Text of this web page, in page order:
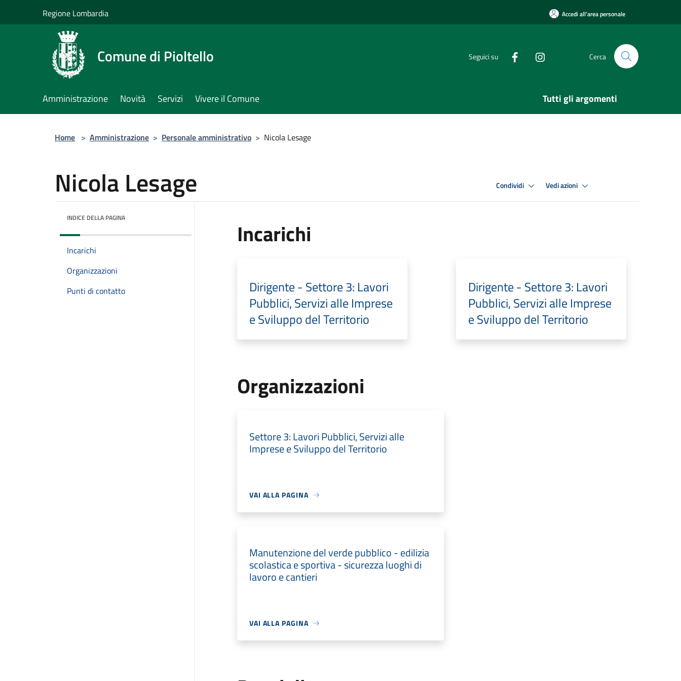
Regione Lombardia Accedi all'area personale
Comune di Pioltello Seguici su Cerca
Amministrazione Novità Servizi Vivere il Comune Tutti gli argomenti
Home > Amministrazione > Personale amministrativo > Nicola Lesage
Nicola Lesage Condividi Vedi azioni
INDICE DELLA PAGINA
Incarichi
Organizzazioni
Punti di contatto
Incarichi
Dirigente - Settore 3: Lavori
Pubblici, Servizi alle Imprese
e Sviluppo del Territorio
Dirigente - Settore 3: Lavori
Pubblici, Servizi alle Imprese
e Sviluppo del Territorio
Organizzazioni
Settore 3: Lavori Pubblici, Servizi alle
Imprese e Sviluppo del Territorio
VAI ALLA PAGINA
Manutenzione del verde pubblico - edilizia
scolastica e sportiva - sicurezza luoghi di
lavoro e cantieri
VAI ALLA PAGINA